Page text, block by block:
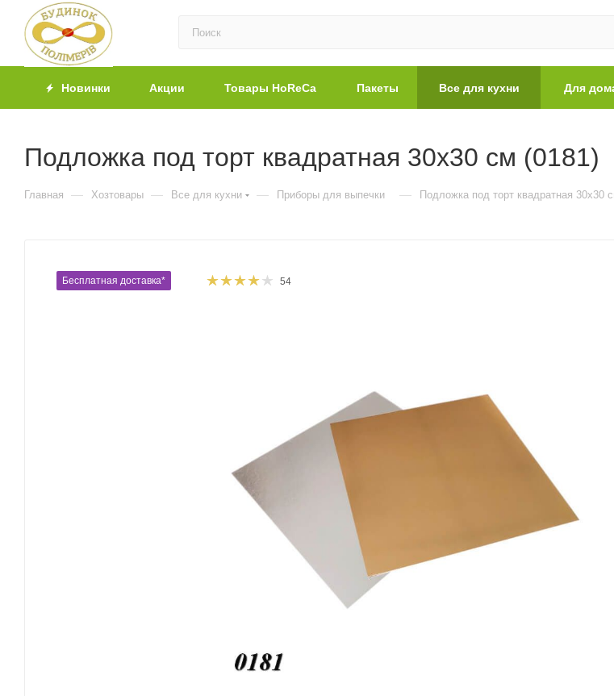
Новинки Акции Товары HoReCa Пакеты Все для кухни Для
Подложка под торт квадратная 30х30 см (0181)
Главная — Хозтовары — Все для кухни — Приборы для выпечки — Подложка под торт квадратная 30х30
Бесплатная доставка* 54